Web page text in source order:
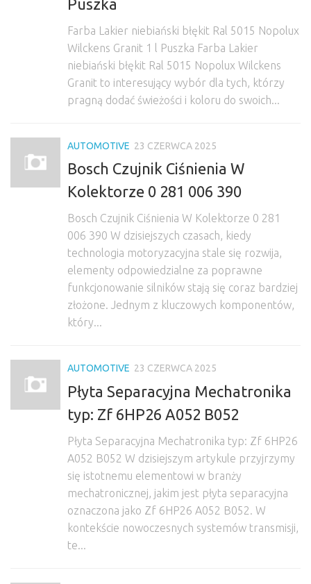
Puszka
Farba Lakier niebiański błękit Ral 5015 Nopolux
Wilckens Granit 1 l Puszka Farba Lakier
niebiański błękit Ral 5015 Nopolux Wilckens
Granit to interesujący wybór dla tych, którzy
pragną dodać świeżości i koloru do swoich...
AUTOMOTIVE 23 CZERWCA 2025
Bosch Czujnik Ciśnienia W
Kolektorze 0 281 006 390
Bosch Czujnik Ciśnienia W Kolektorze 0 281
006 390 W dzisiejszych czasach, kiedy
technologia motoryzacyjna stale się rozwija,
elementy odpowiedzialne za poprawne
funkcjonowanie silników stają się coraz bardziej
złożone. Jednym z kluczowych komponentów,
który...
AUTOMOTIVE 23 CZERWCA 2025
Płyta Separacyjna Mechatronika
typ: Zf 6HP26 A052 B052
Płyta Separacyjna Mechatronika typ: Zf 6HP26
A052 B052 W dzisiejszym artykule przyjrzymy
się istotnemu elementowi w branży
mechatronicznej, jakim jest płyta separacyjna
oznaczona jako Zf 6HP26 A052 B052. W
kontekście nowoczesnych systemów transmisji,
te...